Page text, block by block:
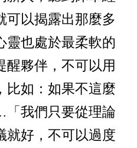
可以揭露出那麼多
靈也處於最柔軟的
醒夥伴，不可以用
比如：如果不這麼
我們只要從理論
就好，不可以過度